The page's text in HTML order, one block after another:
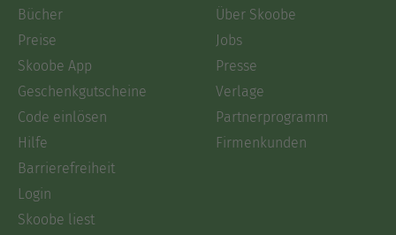
Bücher
Preise
Skoobe App
Geschenkgutscheine
Code einlösen
Hilfe
Barrierefreiheit
Login
Skoobe liest
Über Skoobe
Jobs
Presse
Verlage
Partnerprogramm
Firmenkunden